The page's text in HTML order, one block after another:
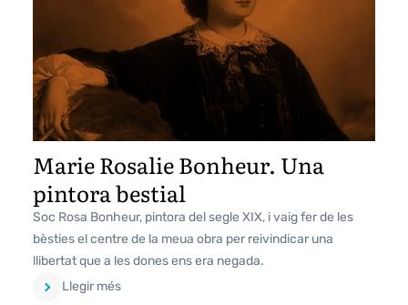
Marie Rosalie Bonheur. Una
pintora bestial
Soc Rosa Bonheur, pintora del segle XIX, i vaig fer de les
bèsties el centre de la meua obra per reivindicar una
llibertat que a les dones ens era negada.
Llegir més